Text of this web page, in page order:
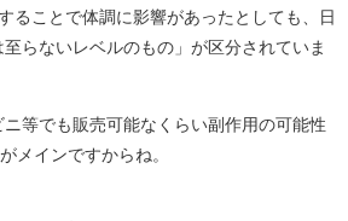
ることで体調に影響があったとしても、日
らないレベルのもの」が区分されていま
等でも販売可能なくらい副作用の可能性
メインですからね。